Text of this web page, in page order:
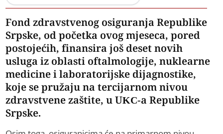
Fond zdravstvenog osiguranja Republike
Srpske, od početka ovog mjeseca, pored
postojećih, finansira još deset novih
usluga iz oblasti oftalmologije, nuklearne
medicine i laboratorijske dijagnostike,
koje se pružaju na tercijarnom nivou
zdravstvene zaštite, u UKC-a Republike
Srpske.